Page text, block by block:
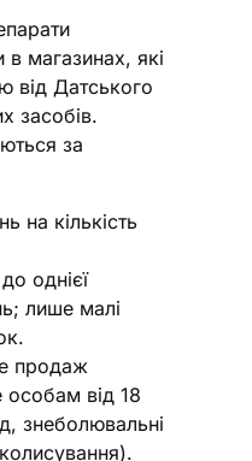
магазинах, які
від Датського
засобів.
за
на кількість
однієї
лише малі
продаж
від 18
знеболювальні